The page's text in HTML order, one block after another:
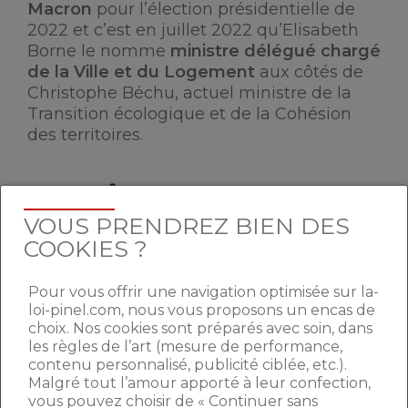
Macron pour l’élection présidentielle de
2022 et c’est en juillet 2022 qu’Elisabeth
Borne le nomme ministre délégué chargé
de la Ville et du Logement aux côtés de
Christophe Béchu, actuel ministre de la
Transition écologique et de la Cohésion
des territoires.
GOUVERNEMENT
longue date, pour autant il esttrès
engagé dans les opérations
d’aménagement et de construction du
territoirefrançais et affiche unesolide
expérience dans le domaine. C’est
VOUS PRENDREZ BIEN DES
COOKIES ?
Pour vous offrir une navigation optimisée sur la-
loi-pinel.com, nous vous proposons un encas de
choix. Nos cookies sont préparés avec soin, dans
les règles de l’art (mesure de performance,
contenu personnalisé, publicité ciblée, etc.).
Malgré tout l’amour apporté à leur confection,
vous pouvez choisir de « Continuer sans